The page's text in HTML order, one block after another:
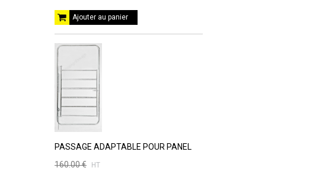
Ajouter au panier
PASSAGE ADAPTABLE POUR PANEL
160.00 €
HT